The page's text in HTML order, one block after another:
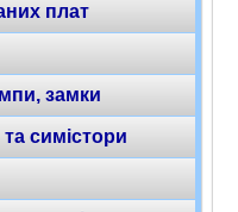
плат
замки
симістори